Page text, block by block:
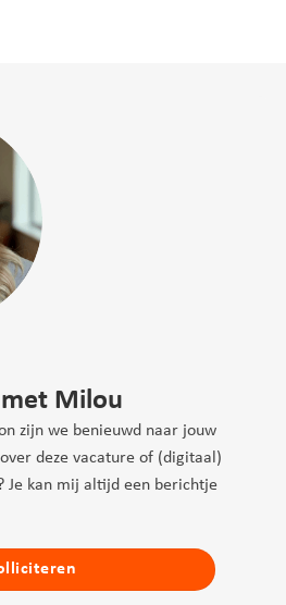
Milou
zijn we benieuwd naar jouw
deze vacature of (digitaal)
Je kan mij altijd een berichtje